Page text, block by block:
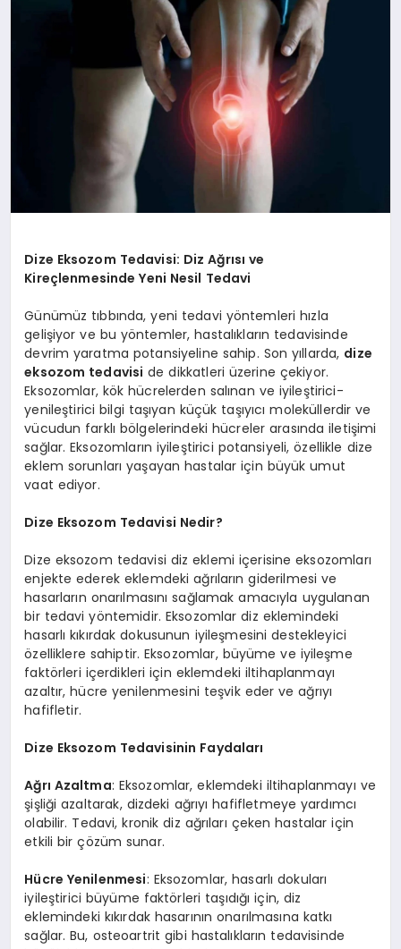
Dize Eksozom Tedavisi: Diz Ağrısı ve
Kireçlenmesinde Yeni Nesil Tedavi
Günümüz tıbbında, yeni tedavi yöntemleri hızla
gelişiyor ve bu yöntemler, hastalıkların tedavisinde
devrim yaratma potansiyeline sahip. Son yıllarda, dize
eksozom tedavisi de dikkatleri üzerine çekiyor.
Eksozomlar, kök hücrelerden salınan ve iyileştirici-
yenileştirici bilgi taşıyan küçük taşıyıcı moleküllerdir ve
vücudun farklı bölgelerindeki hücreler arasında iletişimi
sağlar. Eksozomların iyileştirici potansiyeli, özellikle dize
eklem sorunları yaşayan hastalar için büyük umut
vaat ediyor.
Dize Eksozom Tedavisi Nedir?
Dize eksozom tedavisi diz eklemi içerisine eksozomları
enjekte ederek eklemdeki ağrıların giderilmesi ve
hasarların onarılmasını sağlamak amacıyla uygulanan
bir tedavi yöntemidir. Eksozomlar diz eklemindeki
hasarlı kıkırdak dokusunun iyileşmesini destekleyici
özelliklere sahiptir. Eksozomlar, büyüme ve iyileşme
faktörleri içerdikleri için eklemdeki iltihaplanmayı
azaltır, hücre yenilenmesini teşvik eder ve ağrıyı
hafifletir.
Dize Eksozom Tedavisinin Faydaları
Ağrı Azaltma: Eksozomlar, eklemdeki iltihaplanmayı ve
şişliği azaltarak, dizdeki ağrıyı hafifletmeye yardımcı
olabilir. Tedavi, kronik diz ağrıları çeken hastalar için
etkili bir çözüm sunar.
Hücre Yenilenmesi: Eksozomlar, hasarlı dokuları
iyileştirici büyüme faktörleri taşıdığı için, diz
eklemindeki kıkırdak hasarının onarılmasına katkı
sağlar. Bu, osteoartrit gibi hastalıkların tedavisinde